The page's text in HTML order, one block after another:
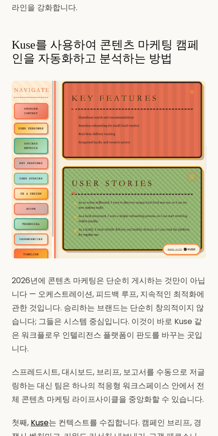
라인을 강화합니다.
Kuse를 사용하여 콘텐츠 마케팅 캠페
인을 자동화하고 분석하는 방법
2026년에 콘텐츠 마케팅은 단순히 게시하는 것만이 아닙
니다 — 오케스트레이션, 피드백 루프, 지속적인 최적화에
관한 것입니다. 승리하는 브랜드는 단순히 창의적이지 않
습니다; 그들은 시스템 중심입니다. 이것이 바로 Kuse 같
은 워크플로우 인텔리전스 플랫폼이 판도를 바꾸는 곳입
니다.
스프레드시트, 대시보드, 브리프, 보고서를 수동으로 저글
링하는 대신 팀은 하나의 적응형 워크스페이스 안에서 전
체 콘텐츠 마케팅 라이프사이클을 중앙화할 수 있습니다.
첫째, Kuse는 컨텍스트를 수집합니다. 캠페인 브리프, 경